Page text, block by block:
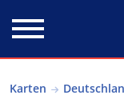
Karten